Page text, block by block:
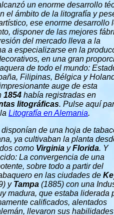
un enorme desarrollo
el ámbito de la litografía y
ese enorme desarrollo
disponer de las mejores
del mercado lleva a la
a especializarse en la
en una gran
de todo el mundo:
Filipinas, Bélgica y
auge de esta
1854 había registradas en
litográficas. Pulse aquí
Litografía en Alemania.
de una hoja de
ya cultivaban la planta
como Virginia yFlorida. Y
La convergencia de una
sobre todo a partir del
en las ciudades de
y Tampa (1885) con una
madura, que estaba liderada
calificados, alentados
llevaron sus habilidades